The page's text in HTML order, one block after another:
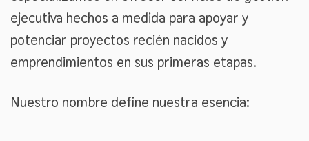
ejecutiva hechos a medida para apoyar y
potenciar proyectos recién nacidos y
emprendimientos en sus primeras etapas.
Nuestro nombre define nuestra esencia: